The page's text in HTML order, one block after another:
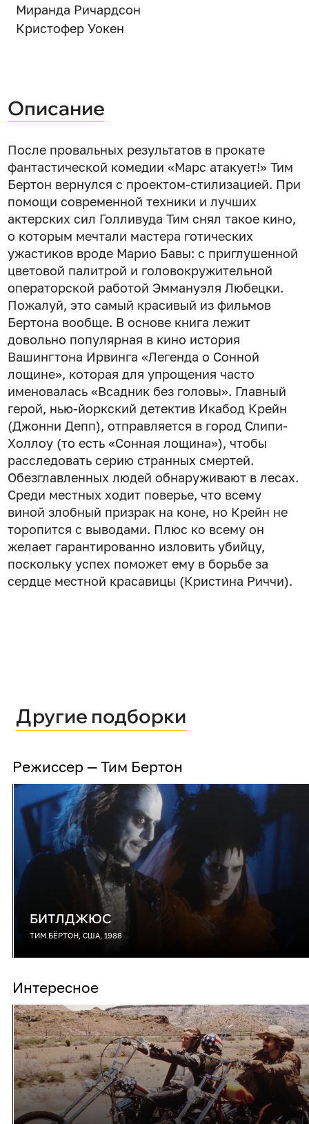
Миранда Ричардсон
Кристофер Уокен
Описание
После провальных результатов в прокате
фантастической комедии «Марс атакует!» Тим
Бертон вернулся с проектом-стилизацией. При
помощи современной техники и лучших
актерских сил Голливуда Тим снял такое кино,
о которым мечтали мастера готических
ужастиков вроде Марио Бавы: с приглушенной
цветовой палитрой и головокружительной
операторской работой Эммануэля Любецки.
Пожалуй, это самый красивый из фильмов
Бертона вообще. В основе книга лежит
довольно популярная в кино история
Вашингтона Ирвинга «Легенда о Сонной
лощине», которая для упрощения часто
именовалась «Всадник без головы». Главный
герой, нью-йоркский детектив Икабод Крейн
(Джонни Депп), отправляется в город Слипи-
Холлоу (то есть «Сонная лощина»), чтобы
расследовать серию странных смертей.
Обезглавленных людей обнаруживают в лесах.
Среди местных ходит поверье, что всему
виной злобный призрак на коне, но Крейн не
торопится с выводами. Плюс ко всему он
желает гарантированно изловить убийцу,
поскольку успех поможет ему в борьбе за
сердце местной красавицы (Кристина Риччи).
Другие подборки
Режиссер — Тим Бертон
БИТЛДЖЮС
ТИМ БЁРТОН, США, 1988
Интересное